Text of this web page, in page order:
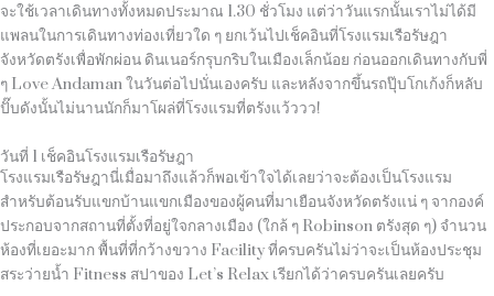
จะใช้เวลาเดินทางทั้งหมดประมาณ 1.30 ชั่วโมง แต่ว่าวันแรกนั้นเราไม่ได้มี
แพลนในการเดินทางท่องเที่ยวใด ๆ ยกเว้นไปเช็คอินที่โรงแรมเรือรัษฎา
จังหวัดตรังเพื่อพักผ่อน ดินเนอร์กรุบกริบในเมืองเล็กน้อย ก่อนออกเดินทางกับพี่
ๆ Love Andamanในวันต่อไปนั่นเองครับ และหลังจากขึ้นรถปุ๊บโกเก้งก็หลับ
ปั๊บดังนั้นไม่นานนักก็มาโผล่ที่โรงแรมที่ตรังแว้ววว!
วันที่ 1 เช็คอินโรงแรมเรือรัษฎา
โรงแรมเรือรัษฎานี่เมื่อมาถึงแล้วก็พอเข้าใจได้เลยว่าจะต้องเป็นโรงแรม
สำหรับต้อนรับแขกบ้านแขกเมืองของผู้คนที่มาเยือนจังหวัดตรังแน่ ๆ จากองค์
ประกอบจากสถานที่ตั้งที่อยู่ใจกลางเมือง (ใกล้ ๆ Robinson ตรังสุด ๆ) จำนวน
ห้องที่เยอะมาก พื้นที่ที่กว้างขวาง Facilityที่ครบครันไม่ว่าจะเป็นห้องประชุม
สระว่ายน้ำ Fitness สปาของ Let’s Relax เรียกได้ว่าครบครันเลยครับ